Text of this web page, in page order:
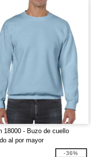
18000 - Buzo de cuello
al por mayor
-36%